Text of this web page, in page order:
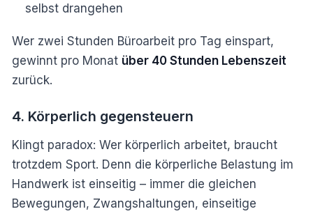
selbst drangehen
Wer zwei Stunden Büroarbeit pro Tag einspart,
gewinnt pro Monat über 40 Stunden Lebenszeit
zurück.
4. Körperlich gegensteuern
Klingt paradox: Wer körperlich arbeitet, braucht
trotzdem Sport. Denn die körperliche Belastung im
Handwerk ist einseitig – immer die gleichen
Bewegungen, Zwangshaltungen, einseitige